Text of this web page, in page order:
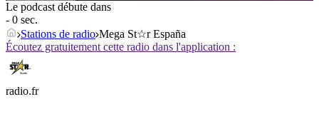
Le podcast débute dans
- 0 sec.
Stations de radio Mega St☆r España
Écoutez gratuitement cette radio dans l'application :
radio.fr